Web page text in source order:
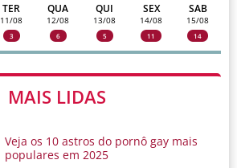
TER
11/08
3
QUA
12/08
6
QUI
13/08
5
SEX
14/08
11
SAB
15/08
14
MAIS LIDAS
Veja os 10 astros do pornô gay mais
populares em 2025